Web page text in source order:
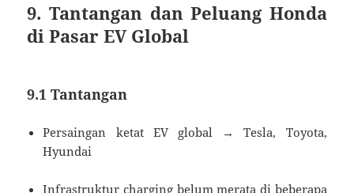
9. Tantangan dan Peluang Honda
di Pasar EV Global
9.1 Tantangan
Persaingan ketat EV global → Tesla, Toyota,
Hyundai
Infrastruktur charging belum merata di beberapa